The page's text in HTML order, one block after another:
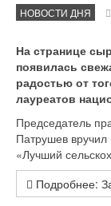
НОВОСТИ ДНЯ
На странице
появилась
радостью от
лауреатов
Председатель
Патрушев
«Лучший
Подробнее: